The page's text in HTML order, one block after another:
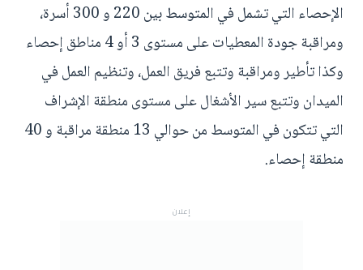
الإحصاء التي تشمل في المتوسط بين 220 و 300 أسرة،
ومراقبة جودة المعطيات على مستوى 3 أو 4 مناطق إحصاء
وكذا تأطير ومراقبة وتتبع فريق العمل، وتنظيم العمل في
الميدان وتتبع سير الأشغال على مستوى منطقة الإشراف
التي تتكون في المتوسط من حوالي 13 منطقة مراقبة و 40
منطقة إحصاء.
إعلان